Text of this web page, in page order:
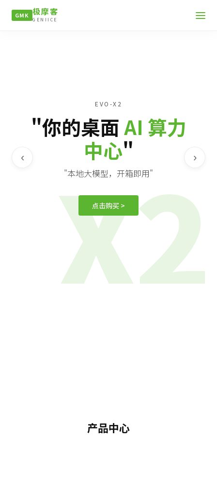
GMK 极摩客
GENIICE
X2
EVO-X2
"你的桌面AI 算力
中心"
"本地大模型，开箱即用"
点击购买 >
‹ ›
产品中心